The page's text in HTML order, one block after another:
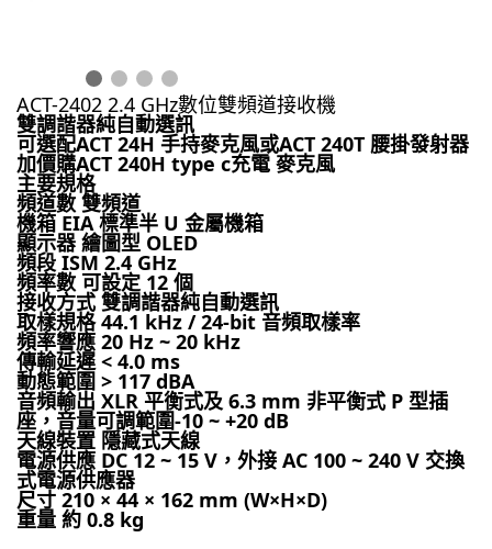
ACT-2402 2.4 GHz數位雙頻道接收機
雙調諧器純自動選訊
可選配ACT 24H 手持麥克風或ACT 240T 腰掛發射器
加價購ACT 240H type c充電 麥克風
主要規格
頻道數 雙頻道
機箱 EIA 標準半 U 金屬機箱
顯示器 繪圖型 OLED
頻段 ISM 2.4 GHz
頻率數 可設定 12 個
接收方式 雙調諧器純自動選訊
取樣規格 44.1 kHz / 24-bit 音頻取樣率
頻率響應 20 Hz ~ 20 kHz
傳輸延遲 < 4.0 ms
動態範圍 > 117 dBA
音頻輸出 XLR 平衡式及 6.3 mm 非平衡式 P 型插
座，音量可調範圍-10 ~ +20 dB
天線裝置 隱藏式天線
電源供應 DC 12 ~ 15 V，外接 AC 100 ~ 240 V 交換
式電源供應器
尺寸 210 × 44 × 162 mm (W×H×D)
重量 約 0.8 kg